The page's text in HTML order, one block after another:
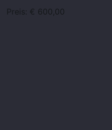
Preis: € 600,00